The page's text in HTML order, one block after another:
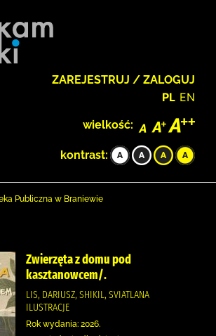
ZAREJESTRUJ / ZALOGUJ
PL EN
wielkość:
kontrast:
Publiczna w Braniewie
Zwierzęta z domu pod
kasztanowcem/.
LIS, DARIUSZ, SHIKIL, SVIATLANA
ILUSTRACJE
Rok wydania: 2026.